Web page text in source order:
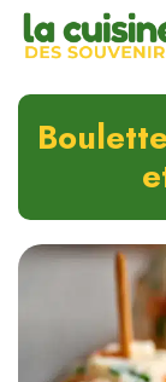
Skip